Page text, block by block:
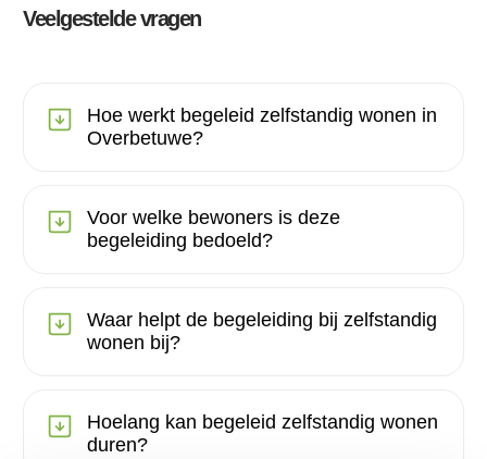
Veelgestelde vragen
Hoe werkt begeleid zelfstandig wonen in
Overbetuwe?
Voor welke bewoners is deze
begeleiding bedoeld?
Waar helpt de begeleiding bij zelfstandig
wonen bij?
Hoelang kan begeleid zelfstandig wonen
duren?